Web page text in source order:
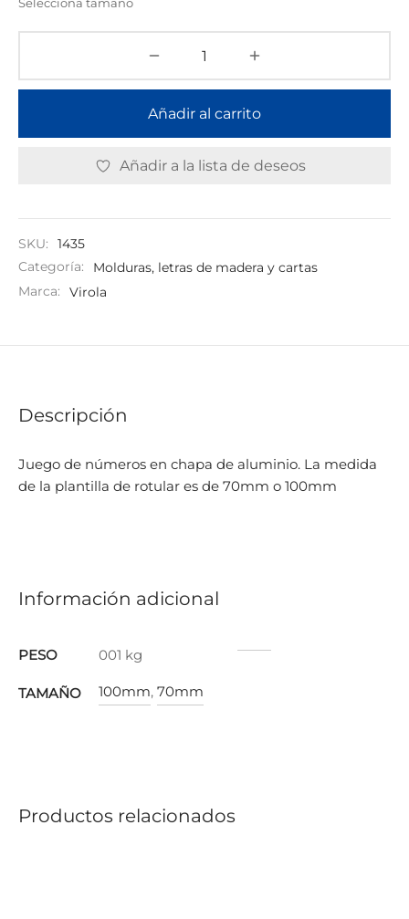
Selecciona tamaño
Añadir al carrito
Añadir a la lista de deseos
SKU:
1435
Categoría:
Molduras, letras de madera y cartas
Marca:
Virola
Descripción
Juego de números en chapa de aluminio. La medida
de la plantilla de rotular es de 70mm o 100mm
Información adicional
PESO 001 kg
TAMAÑO 100mm, 70mm
Productos relacionados